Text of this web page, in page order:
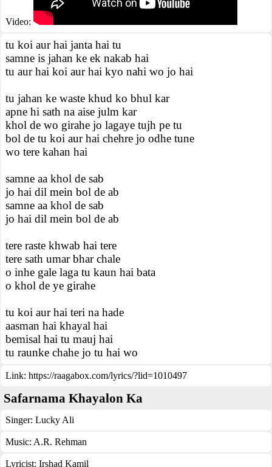
Video:
tu koi aur hai janta hai tu
samne is jahan ke ek nakab hai
tu aur hai koi aur hai kyo nahi wo jo hai
tu jahan ke waste khud ko bhul kar
apne hi sath na aise julm kar
khol de wo girahe jo lagaye tujh pe tu
bol de tu koi aur hai chehre jo odhe tune
wo tere kahan hai
samne aa khol de sab
jo hai dil mein bol de ab
samne aa khol de sab
jo hai dil mein bol de ab
tere raste khwab hai tere
tere sath umar bhar chale
o inhe gale laga tu kaun hai bata
o khol de ye girahe
tu koi aur hai teri na hade
aasman hai khayal hai
bemisal hai tu mauj hai
tu raunke chahe jo tu hai wo
Link: https://raagabox.com/lyrics/?lid=1010497
Safarnama Khayalon Ka
Singer: Lucky Ali
Music: A.R. Rehman
Lyricist: Irshad Kamil